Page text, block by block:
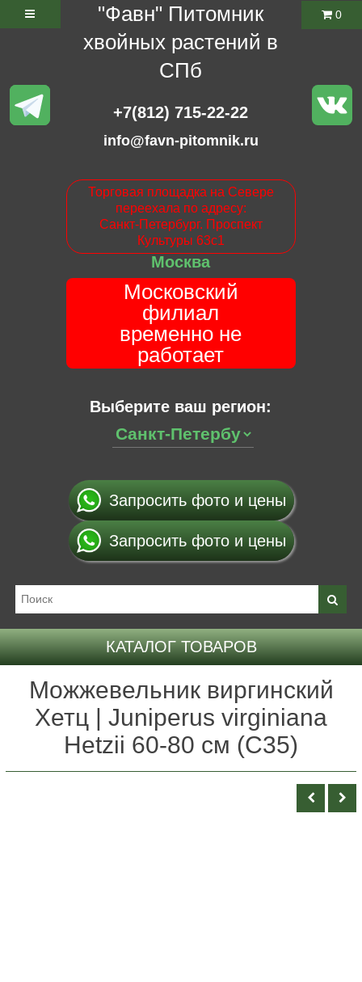
"Фавн" Питомник
хвойных растений в
СПб
+7(812) 715-22-22
info@favn-pitomnik.ru
Торговая площадка на Севере
переехала по адресу:
Санкт-Петербург. Проспект
Культуры 63с1
Москва
Московский
филиал
временно не
работает
Выберите ваш регион:
0
Запросить фото и цены
Запросить фото и цены
КАТАЛОГ ТОВАРОВ
Можжевельник виргинский
Хетц | Juniperus virginiana
Hetzii 60-80 см (С35)